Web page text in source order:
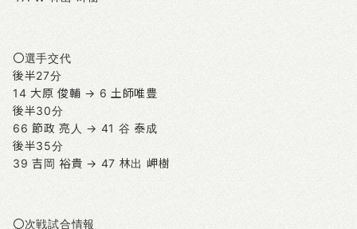
〇選手交代
後半27分
14 大原 俊輔 → 6 土師唯豊
後半30分
66 節政 亮人 → 41 谷 泰成
後半35分
39 吉岡 裕貴 → 47 林出 岬樹
〇次戦試合情報